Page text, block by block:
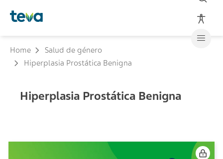
Home
Salud de género
Hiperplasia Prostática Benigna
Hiperplasia Prostática Benigna